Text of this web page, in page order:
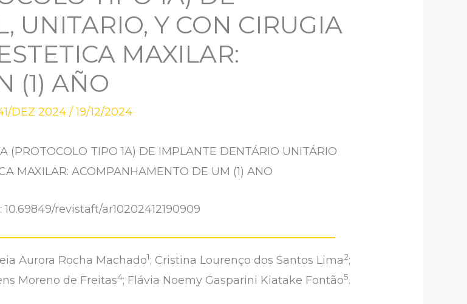
UNITARIO, Y CON CIRUGIA
MAXILAR:
(1) AÑO
DEZ 2024 /19/12/2024
(PROTOCOLO TIPO 1A) DE IMPLANTE DENTÁRIO UNITÁRIO
MAXILAR: ACOMPANHAMENTO DE UM (1) ANO
10.69849/revistaft/ar10202412190909
Aurora Rocha Machado1; Cristina Lourenço dos Santos Lima2;
Moreno de Freitas4; Flávia Noemy Gasparini Kiatake Fontão5.